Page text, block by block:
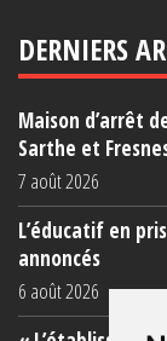
DERNIERS
Maison d’arrêt
Sarthe et
7 août 2026
L’éducatif en
annoncés
6 août 2026